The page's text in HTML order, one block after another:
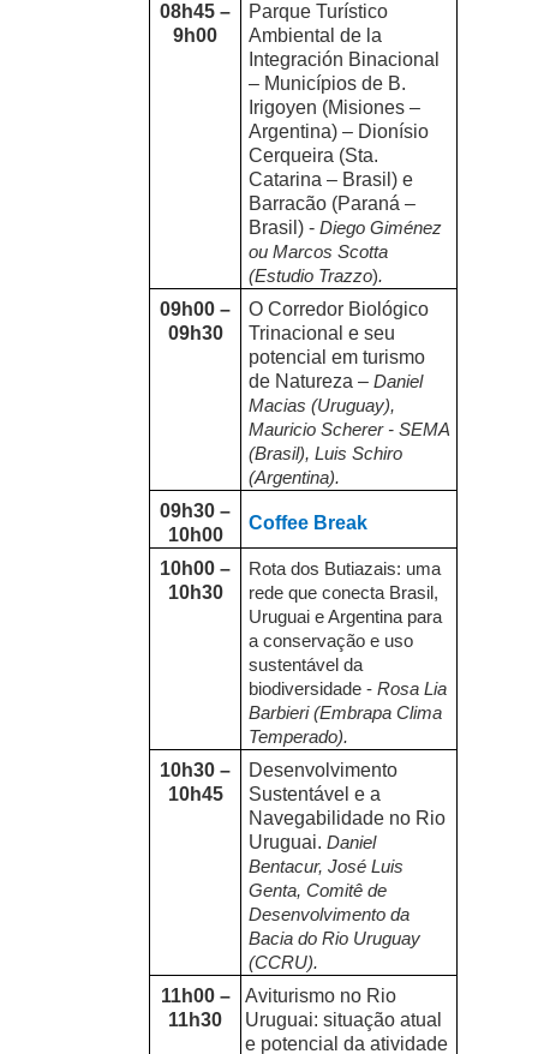
08h45 –
9h00
Parque Turístico
Ambiental de la
Integración Binacional
– Municípios de B.
Irigoyen (Misiones –
Argentina) – Dionísio
Cerqueira (Sta.
Catarina – Brasil) e
Barracão (Paraná –
Brasil) -Diego Giménez
ou Marcos Scotta
(Estudio Trazzo).
09h00 –
09h30
O Corredor Biológico
Trinacional e seu
potencial em turismo
de Natureza –Daniel
Macias (Uruguay),
Mauricio Scherer - SEMA
(Brasil), Luis Schiro
(Argentina).
09h30 –
10h00
Coffee Break
10h00 –
10h30
Rota dos Butiazais: uma
rede que conecta Brasil,
Uruguai e Argentina para
a conservação e uso
sustentável da
biodiversidade -Rosa Lia
Barbieri (Embrapa Clima
Temperado).
10h30 –
10h45
Desenvolvimento
Sustentável e a
Navegabilidade no Rio
Uruguai.Daniel
Bentacur, José Luis
Genta, Comitê de
Desenvolvimento da
Bacia do Rio Uruguay
(CCRU).
11h00 –
11h30
Aviturismo no Rio
Uruguai: situação atual
e potencial da atividade